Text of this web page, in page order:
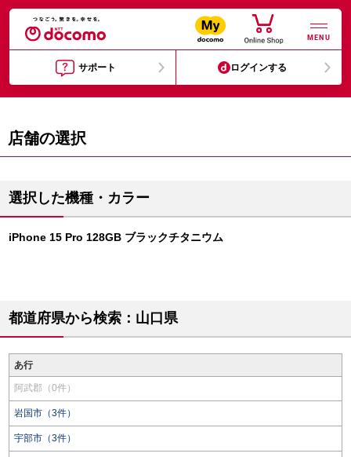
MENU
サポート ログインする
店舗の選択
選択した機種・カラー
iPhone 15 Pro 128GB ブラックチタニウム
都道府県から検索：山口県
あ行
阿武郡（0件）
岩国市（3件）
宇部市（3件）